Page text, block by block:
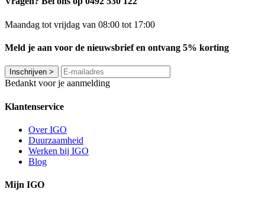
Maandag tot vrijdag van 08:00 tot 17:00
Meld je aan voor de nieuwsbrief en ontvang 5% korting
Inschrijven >
Bedankt voor je aanmelding
Klantenservice
Over IGO
Duurzaamheid
Werken bij IGO
Blog
Mijn IGO